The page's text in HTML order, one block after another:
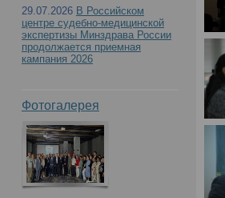
29.07.2026 В Российском
центре судебно-медицинской
экспертизы Минздрава России
продолжается приемная
кампания 2026
Фотогалерея